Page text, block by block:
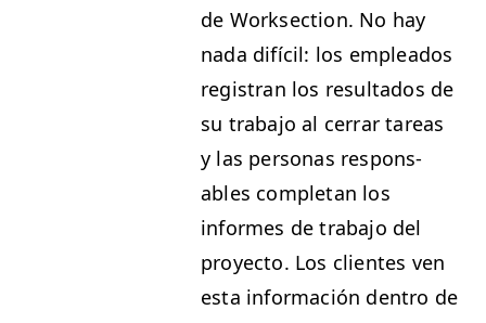
de Work­sec­tion. No hay
nada difí­cil: los emplea­d­os
reg­is­tran los resul­ta­dos de
su tra­ba­jo al cer­rar tar­eas
y las per­sonas respon­s­
ables com­ple­tan los
informes de tra­ba­jo del
proyec­to. Los clientes ven
esta infor­ma­ción den­tro de